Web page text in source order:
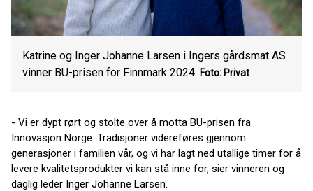
Katrine og Inger Johanne Larsen i Ingers gårdsmat AS
vinner BU-prisen for Finnmark 2024. Foto: Privat
- Vi er dypt rørt og stolte over å motta BU-prisen fra
Innovasjon Norge. Tradisjoner videreføres gjennom
generasjoner i familien vår, og vi har lagt ned utallige timer for å
levere kvalitetsprodukter vi kan stå inne for, sier vinneren og
daglig leder Inger Johanne Larsen.